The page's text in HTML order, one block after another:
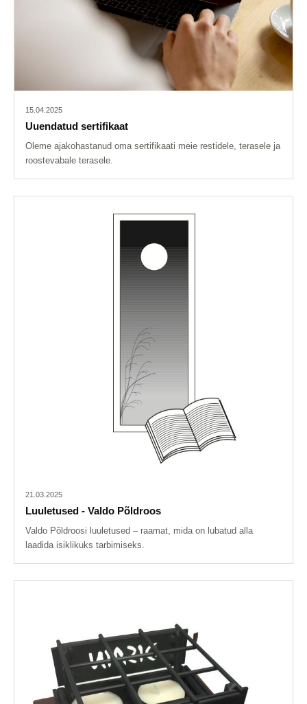
15.04.2025
Uuendatud sertifikaat
Oleme ajakohastanud oma sertifikaati meie restidele, terasele ja
roostevabale terasele.
21.03.2025
Luuletused - Valdo Põldroos
Valdo Põldroosi luuletused – raamat, mida on lubatud alla
laadida isiklikuks tarbimiseks.